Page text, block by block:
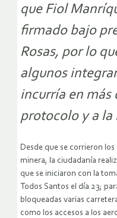
que Fiol
firmado bajo
Rosas, por lo
algunos
incurría en más
protocolo y a la
Desde que se corrieron
minera, la ciudadanía
que se iniciaron con la
Todos Santos el día 23;
bloqueadas varias
como los accesos a los